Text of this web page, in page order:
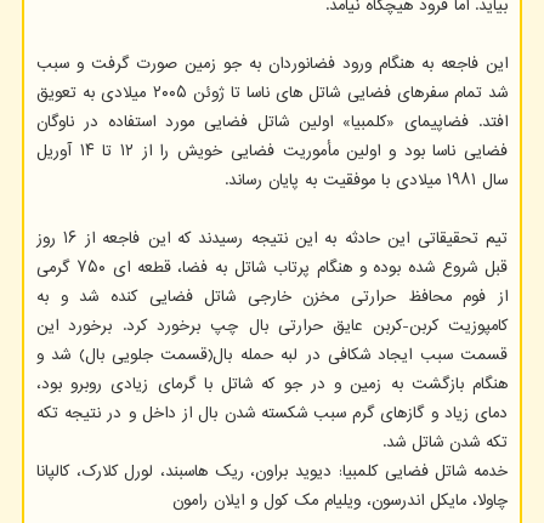
بیاید. اما فرود هیچگاه نیامد.
این فاجعه به هنگام ورود فضانوردان به جو زمین صورت گرفت و سبب
شد تمام سفرهای فضایی شاتل های ناسا تا ژوئن ۲۰۰۵ میلادی به تعویق
افتد. فضاپیمای «کلمبیا» اولین شاتل فضایی مورد استفاده در ناوگان
فضایی ناسا بود و اولین مأموریت فضایی خویش را از ۱۲ تا ۱۴ آوریل
سال ۱۹۸۱ میلادی با موفقیت به پایان رساند.
تیم تحقیقاتی این حادثه به این نتیجه رسیدند که این فاجعه از ۱۶ روز
قبل شروع شده بوده و هنگام پرتاب شاتل به فضا، قطعه ای ۷۵۰ گرمی
از فوم محافظ حرارتی مخزن خارجی شاتل فضایی کنده شد و به
کامپوزیت کربن-کربن عایق حرارتی بال چپ برخورد کرد. برخورد این
قسمت سبب ایجاد شکافی در لبه حمله بال(قسمت جلویی بال) شد و
هنگام بازگشت به زمین و در جو که شاتل با گرمای زیادی روبرو بود،
دمای زیاد و گازهای گرم سبب شکسته شدن بال از داخل و در نتیجه تکه
تکه شدن شاتل شد.
خدمه شاتل فضایی کلمبیا: دیوید براون، ریک هاسبند، لورل کلارک، کالپانا
چاولا، مایکل اندرسون، ویلیام مک کول و ایلان رامون